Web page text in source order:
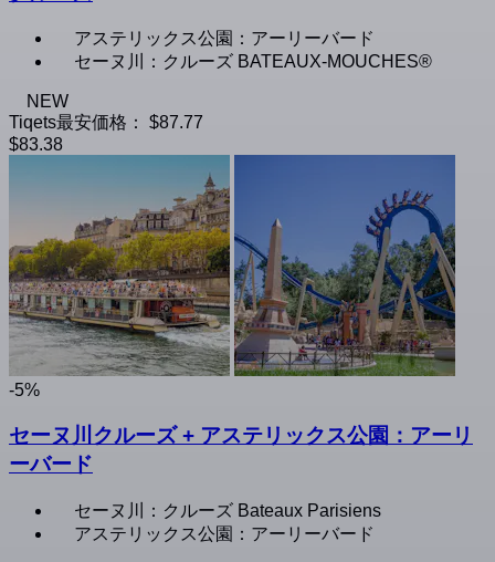
アステリックス公園：アーリーバード
セーヌ川：クルーズ BATEAUX-MOUCHES®
NEW
Tiqets最安価格：
$87.77
$83.38
-5%
セーヌ川クルーズ + アステリックス公園：アーリ
ーバード
セーヌ川：クルーズ Bateaux Parisiens
アステリックス公園：アーリーバード